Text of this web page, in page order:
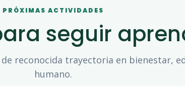
PRÓXIMAS ACTIVIDADES
seguir
reconocida trayectoria en bienestar,
humano.